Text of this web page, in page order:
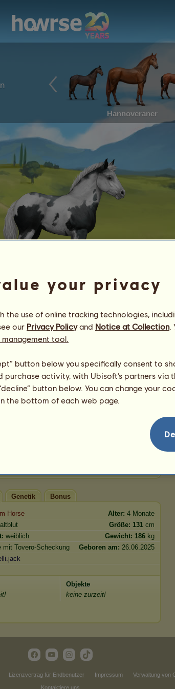
Hannoveraner
wusele
Neles Ponyhof
Gesundheit
100%
Moral
100%
Insgesamt:
0.00
0.00
0.00
Genetik Bonus
Horse Alter: 4 Monate
Größe: 131 cm
weiblich Gewicht: 186 kg
mit Tovero-Scheckung Geboren am: 26.06.2025
Objekte
keine zurzeit!
Lizenzvertrag für Endbenutzer Impressum Verwaltung von
Kontaktiere uns
your privacy
use of online tracking technologies,
our Privacy Policyand Notice at Collection.
tool.
button below you specifically consent to
activity, with Ubisoft’s partners via
button below. You can change your
the bottom of each web page.